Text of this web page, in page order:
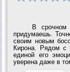
В срочном
придумаешь.
своим новым
Кирона. Рядом с
единой его
уверена даже в